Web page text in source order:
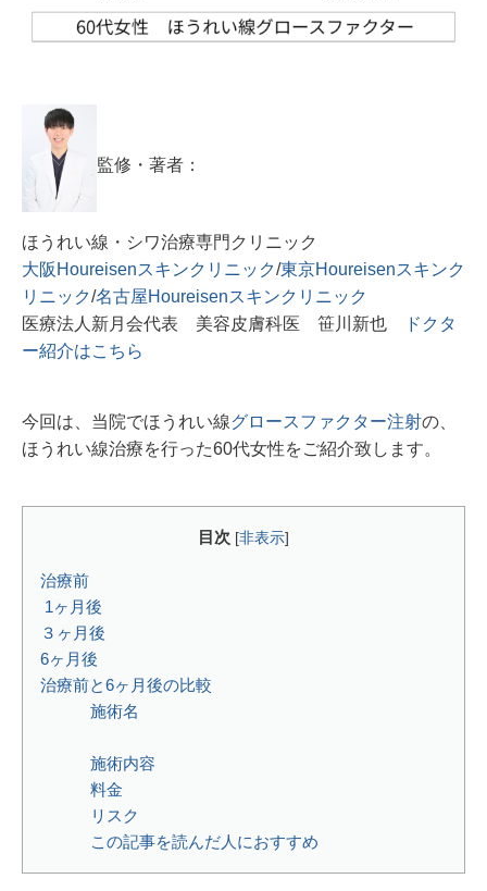
監修・著者：
ほうれい線・シワ治療専門クリニック
大阪Houreisenスキンクリニック/東京Houreisenスキンク
リニック/名古屋Houreisenスキンクリニック
医療法人新月会代表 美容皮膚科医 笹川新也
ドクタ
ー紹介はこちら
今回は、当院でほうれい線グロースファクター注射の、
ほうれい線治療を行った60代女性をご紹介致します。
目次 [非表示]
治療前
1ヶ月後
３ヶ月後
6ヶ月後
治療前と6ヶ月後の比較
施術名⁡
施術内容⁡⁡⁡
料金⁡
リスク⁡
この記事を読んだ人におすすめ